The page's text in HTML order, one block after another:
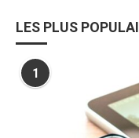
LES PLUS
1